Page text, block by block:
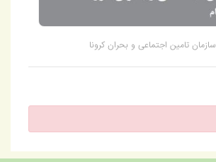
سازمان تامین اجتماعی و بحران کرونا